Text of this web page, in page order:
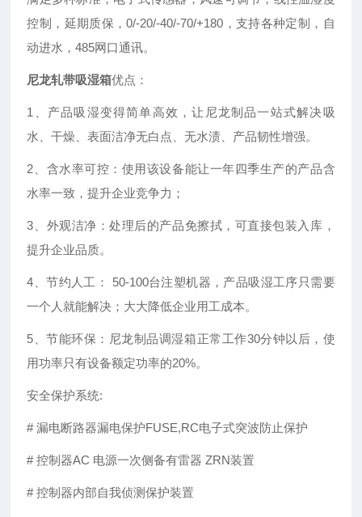
控制，延期质保，0/-20/-40/-70/+180，支持各种定制，自
动进水，485网口通讯。
尼龙轧带吸湿箱优点：
1、产品吸湿变得简单高效，让尼龙制品一站式解决吸
水、干燥、表面洁净无白点、无水渍、产品韧性增强。
2、含水率可控：使用该设备能让一年四季生产的产品含
水率一致，提升企业竞争力；
3、外观洁净：处理后的产品免擦拭，可直接包装入库，
提升企业品质。
4、节约人工： 50-100台注塑机器，产品吸湿工序只需要
一个人就能解决；大大降低企业用工成本。
5、节能环保：尼龙制品调湿箱正常工作30分钟以后，使
用功率只有设备额定功率的20%。
安全保护系统:
# 漏电断路器漏电保护FUSE,RC电子式突波防止保护
# 控制器AC 电源一次侧备有雷器 ZRN装置
# 控制器内部自我侦测保护装置